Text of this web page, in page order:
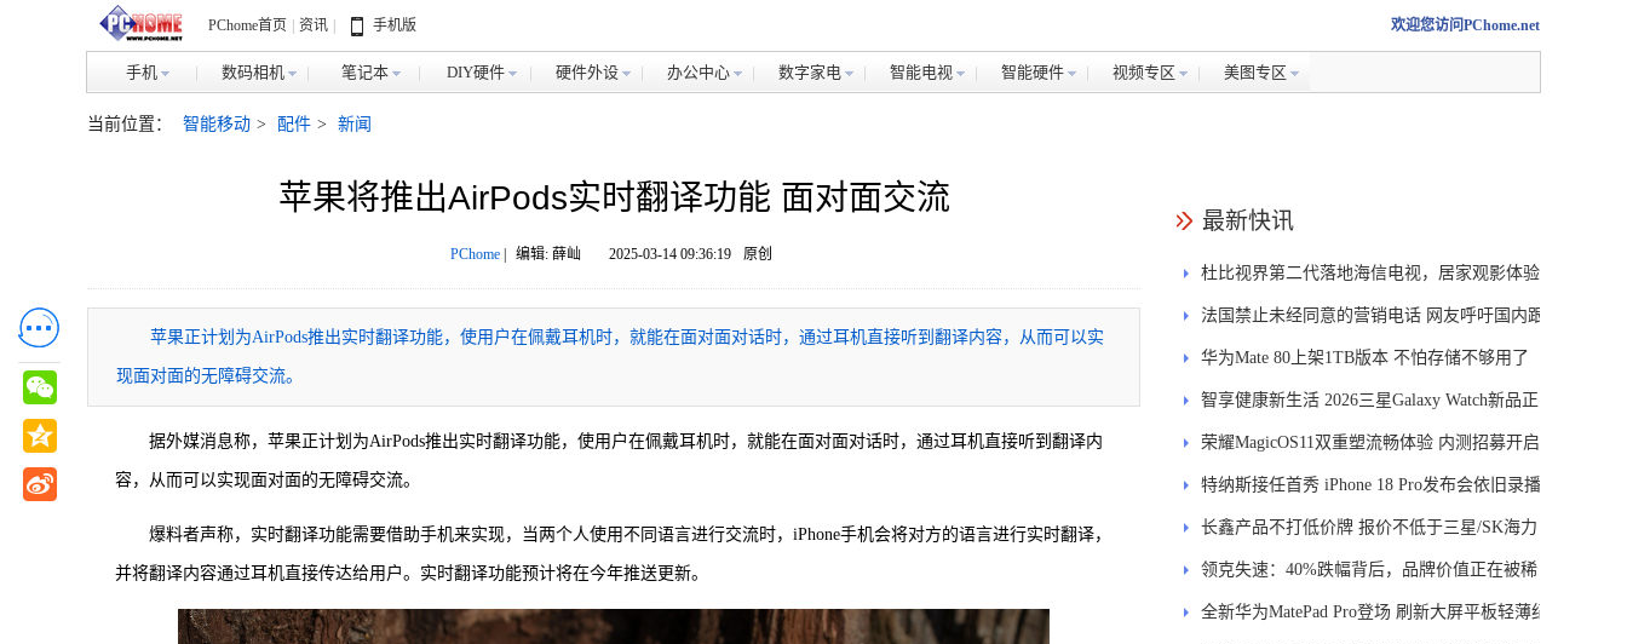
PChome首页 资讯 手机版 欢迎您访问PChome.net
手机 数码相机 笔记本 DIY硬件 硬件外设 办公中心 数字家电 智能电视 智能硬件 视频专区 美图专区
当前位置： 智能移动 > 配件 > 新闻
苹果将推出AirPods实时翻译功能 面对面交流
PChome| 编辑: 薛屾 2025-03-14 09:36:19 原创
苹果正计划为AirPods推出实时翻译功能，使用户在佩戴耳机时，就能在面对面对话时，通过耳机直接听到翻译内容，从而可以实
现面对面的无障碍交流。
据外媒消息称，苹果正计划为AirPods推出实时翻译功能，使用户在佩戴耳机时，就能在面对面对话时，通过耳机直接听到翻译内
容，从而可以实现面对面的无障碍交流。
爆料者声称，实时翻译功能需要借助手机来实现，当两个人使用不同语言进行交流时，iPhone手机会将对方的语言进行实时翻译，
并将翻译内容通过耳机直接传达给用户。实时翻译功能预计将在今年推送更新。
最新快讯
杜比视界第二代落地海信电视，居家观影体验
能迎来哪些升级？
法国禁止未经同意的营销电话 网友呼吁国内跟
进
华为Mate 80上架1TB版本 不怕存储不够用了
智享健康新生活 2026三星Galaxy Watch新品正
式开售
荣耀MagicOS11双重塑流畅体验 内测招募开启
特纳斯接任首秀 iPhone 18 Pro发布会依旧录播
长鑫产品不打低价牌 报价不低于三星/SK海力
士
领克失速：40%跌幅背后，品牌价值正在被稀
释
全新华为MatePad Pro登场 刷新大屏平板轻薄纪